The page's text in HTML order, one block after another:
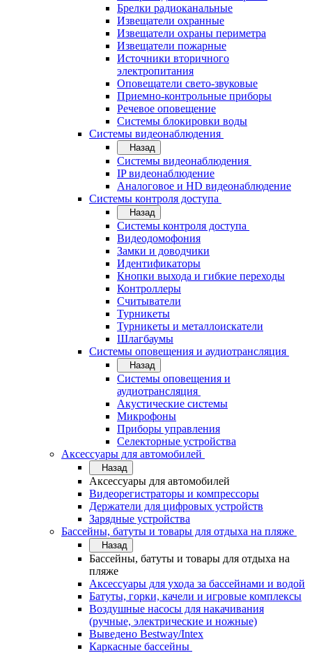
Брелки радиоканальные
Извещатели охранные
Извещатели охраны периметра
Извещатели пожарные
Источники вторичного
электропитания
Оповещатели свето-звуковые
Приемно-контрольные приборы
Речевое оповещение
Системы блокировки воды
Системы видеонаблюдения
Назад
Системы видеонаблюдения
IP видеонаблюдение
Аналоговое и HD видеонаблюдение
Системы контроля доступа
Назад
Системы контроля доступа
Видеодомофония
Замки и доводчики
Идентификаторы
Кнопки выхода и гибкие переходы
Контроллеры
Считыватели
Турникеты
Турникеты и металлоискатели
Шлагбаумы
Системы оповещения и аудиотрансляция
Назад
Системы оповещения и
аудиотрансляция
Акустические системы
Микрофоны
Приборы управления
Селекторные устройства
Аксессуары для автомобилей
Назад
Аксессуары для автомобилей
Видеорегистраторы и компрессоры
Держатели для цифровых устройств
Зарядные устройства
Бассейны, батуты и товары для отдыха на пляже
Назад
Бассейны, батуты и товары для отдыха на
пляже
Аксессуары для ухода за бассейнами и водой
Батуты, горки, качели и игровые комплексы
Воздушные насосы для накачивания
(ручные, электрические и ножные)
Выведено Bestway/Intex
Каркасные бассейны